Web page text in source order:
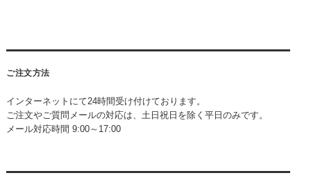
ご注文方法
インターネットにて24時間受け付けております。
ご注文やご質問メールの対応は、土日祝日を除く平日のみです。
メール対応時間 9:00～17:00